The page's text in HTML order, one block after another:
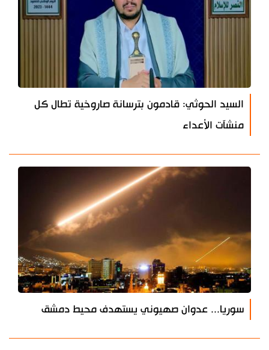
السيد الحوثي: قادمون بترسانة صاروخية تطال كل
منشآت الأعداء
سوريا... عدوان صهيوني يستهدف محيط دمشق